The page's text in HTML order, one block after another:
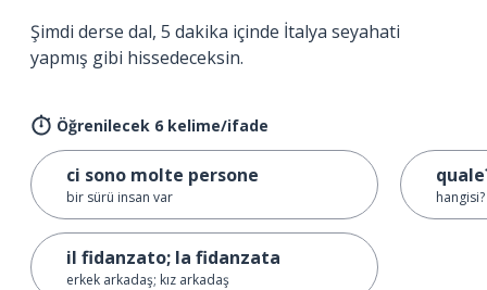
Şimdi derse dal, 5 dakika içinde İtalya seyahati
yapmış gibi hissedeceksin.
Öğrenilecek 6 kelime/ifade
ci sono molte persone
bir sürü insan var
il fidanzato; la fidanzata
erkek arkadaş; kız arkadaş
hangisi?